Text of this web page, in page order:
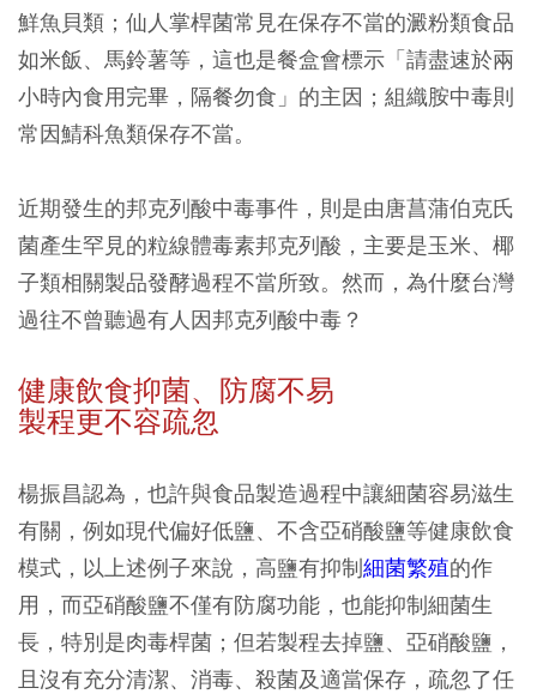
鮮魚貝類；仙人掌桿菌常見在保存不當的澱粉類食品
如米飯、馬鈴薯等，這也是餐盒會標示「請盡速於兩
小時內食用完畢，隔餐勿食」的主因；組織胺中毒則
常因鯖科魚類保存不當。
近期發生的邦克列酸中毒事件，則是由唐菖蒲伯克氏
菌產生罕見的粒線體毒素邦克列酸，主要是玉米、椰
子類相關製品發酵過程不當所致。然而，為什麼台灣
過往不曾聽過有人因邦克列酸中毒？
健康飲食抑菌、防腐不易
製程更不容疏忽
楊振昌認為，也許與食品製造過程中讓細菌容易滋生
有關，例如現代偏好低鹽、不含亞硝酸鹽等健康飲食
模式，以上述例子來說，高鹽有抑制細菌繁殖的作
用，而亞硝酸鹽不僅有防腐功能，也能抑制細菌生
長，特別是肉毒桿菌；但若製程去掉鹽、亞硝酸鹽，
且沒有充分清潔、消毒、殺菌及適當保存，疏忽了任